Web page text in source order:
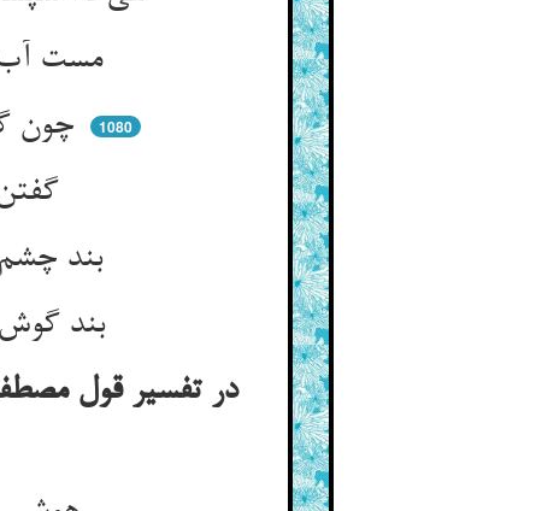
مست آب و پیش روی اوست آن ** اندر آب و بی‌خبر ز آب روان
1080
گفتن آن کو حجابش می‌شود ** ابر تاب آفتابش می‌شود
بند چشم اوست هم چشم بدش ** عین رفع سد او گشته سدش
بند گوش او شده هم هوش او ** هوش با حق دار ای مدهوش او
در تفسیر قول